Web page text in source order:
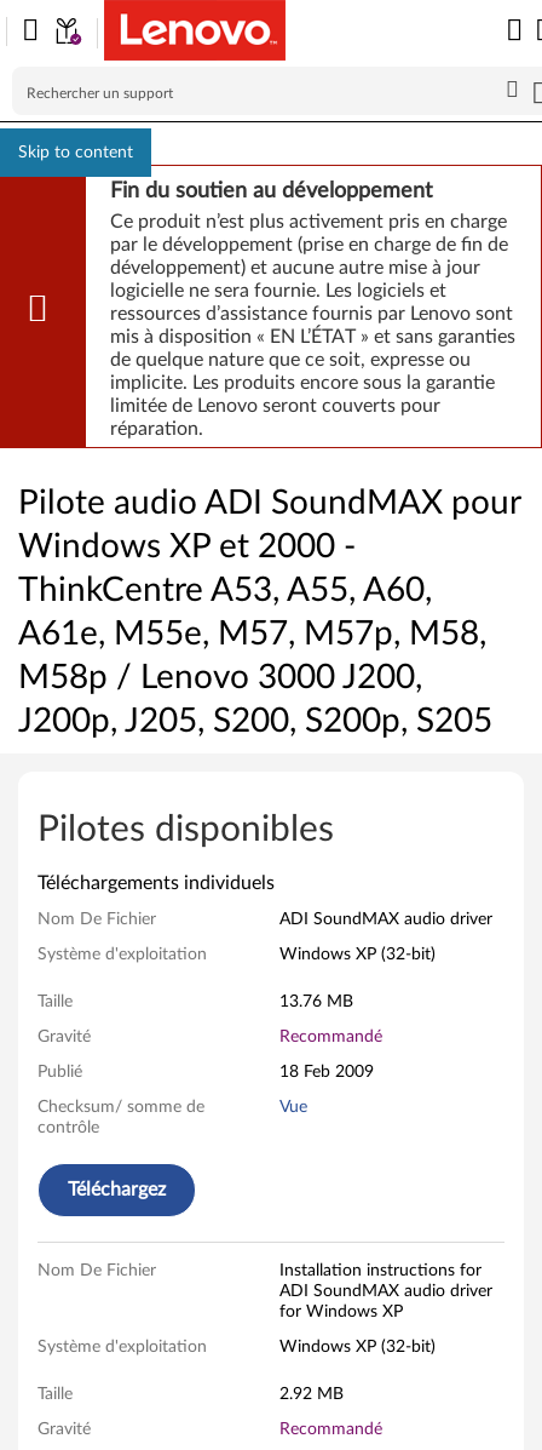
Skip to content
Fin du soutien au développement
Ce produit n’est plus activement pris en charge
par le développement (prise en charge de fin de
développement) et aucune autre mise à jour
logicielle ne sera fournie. Les logiciels et
ressources d’assistance fournis par Lenovo sont
mis à disposition « EN L’ÉTAT » et sans garanties
de quelque nature que ce soit, expresse ou
implicite. Les produits encore sous la garantie
limitée de Lenovo seront couverts pour
réparation.
Pilote audio ADI SoundMAX pour
Windows XP et 2000 -
ThinkCentre A53, A55, A60,
A61e, M55e, M57, M57p, M58,
M58p / Lenovo 3000 J200,
J200p, J205, S200, S200p, S205
o
e
a
u
d
o
A
D
S
Pilotes disponibles
Téléchargements individuels
Nom De Fichier ADI SoundMAX audio driver
Système d'exploitation Windows XP (32-bit)
Taille 13.76 MB
Gravité Recommandé
Publié 18 Feb 2009
Checksum/ somme de
contrôle
Vue
Téléchargez
Nom De Fichier
Installation instructions for
ADI SoundMAX audio driver
for Windows XP
Système d'exploitation Windows XP (32-bit)
Taille 2.92 MB
Gravité Recommandé